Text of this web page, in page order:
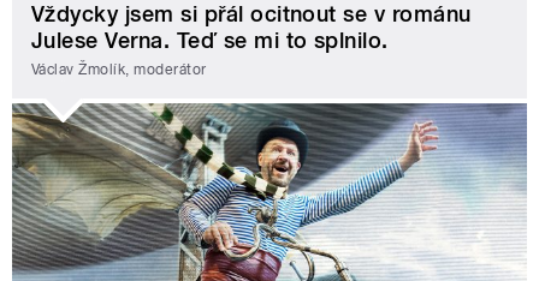
Vždycky jsem si přál ocitnout se v románu
Julese Verna. Teď se mi to splnilo.
Václav Žmolík, moderátor